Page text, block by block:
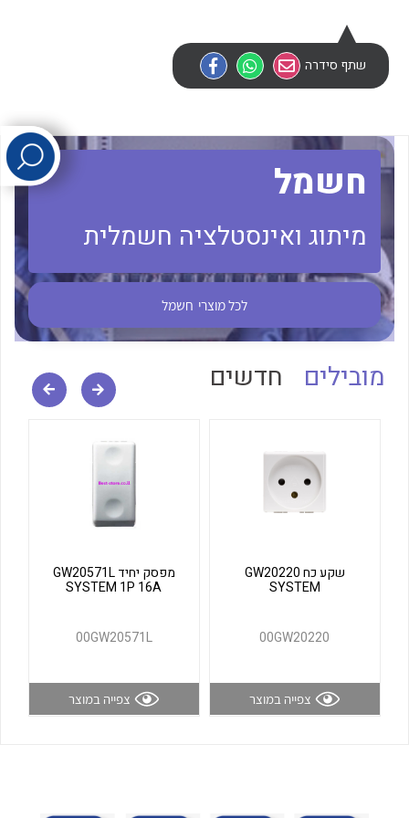
לכל מוצרי היצרן
לכל מוצרי היצרן לכל מוצרי היצרן
לכל מוצרי היצרן לכל מוצרי היצרן
שתף סידרה
חשמל
מיתוג ואינסטלציה חשמלית
לכל מוצרי חשמל
מובילים חדשים
שקע כח GW20220
SYSTEM
00GW20220
צפייה במוצר
מפסק יחיד GW20571L
SYSTEM 1P 16A
00GW20571L
צפייה במוצר